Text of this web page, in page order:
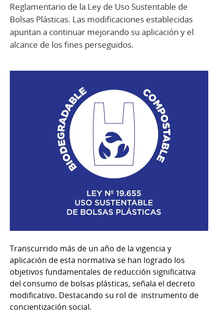
Reglamentario de la Ley de Uso Sustentable de
Bolsas Plásticas. Las modificaciones establecidas
apuntan a continuar mejorando su aplicación y el
alcance de los fines perseguidos.
Transcurrido más de un año de la vigencia y
aplicación de esta normativa se han logrado los
objetivos fundamentales de reducción significativa
del consumo de bolsas plásticas, señala el decreto
modificativo. Destacando su rol de instrumento de
concientización social.